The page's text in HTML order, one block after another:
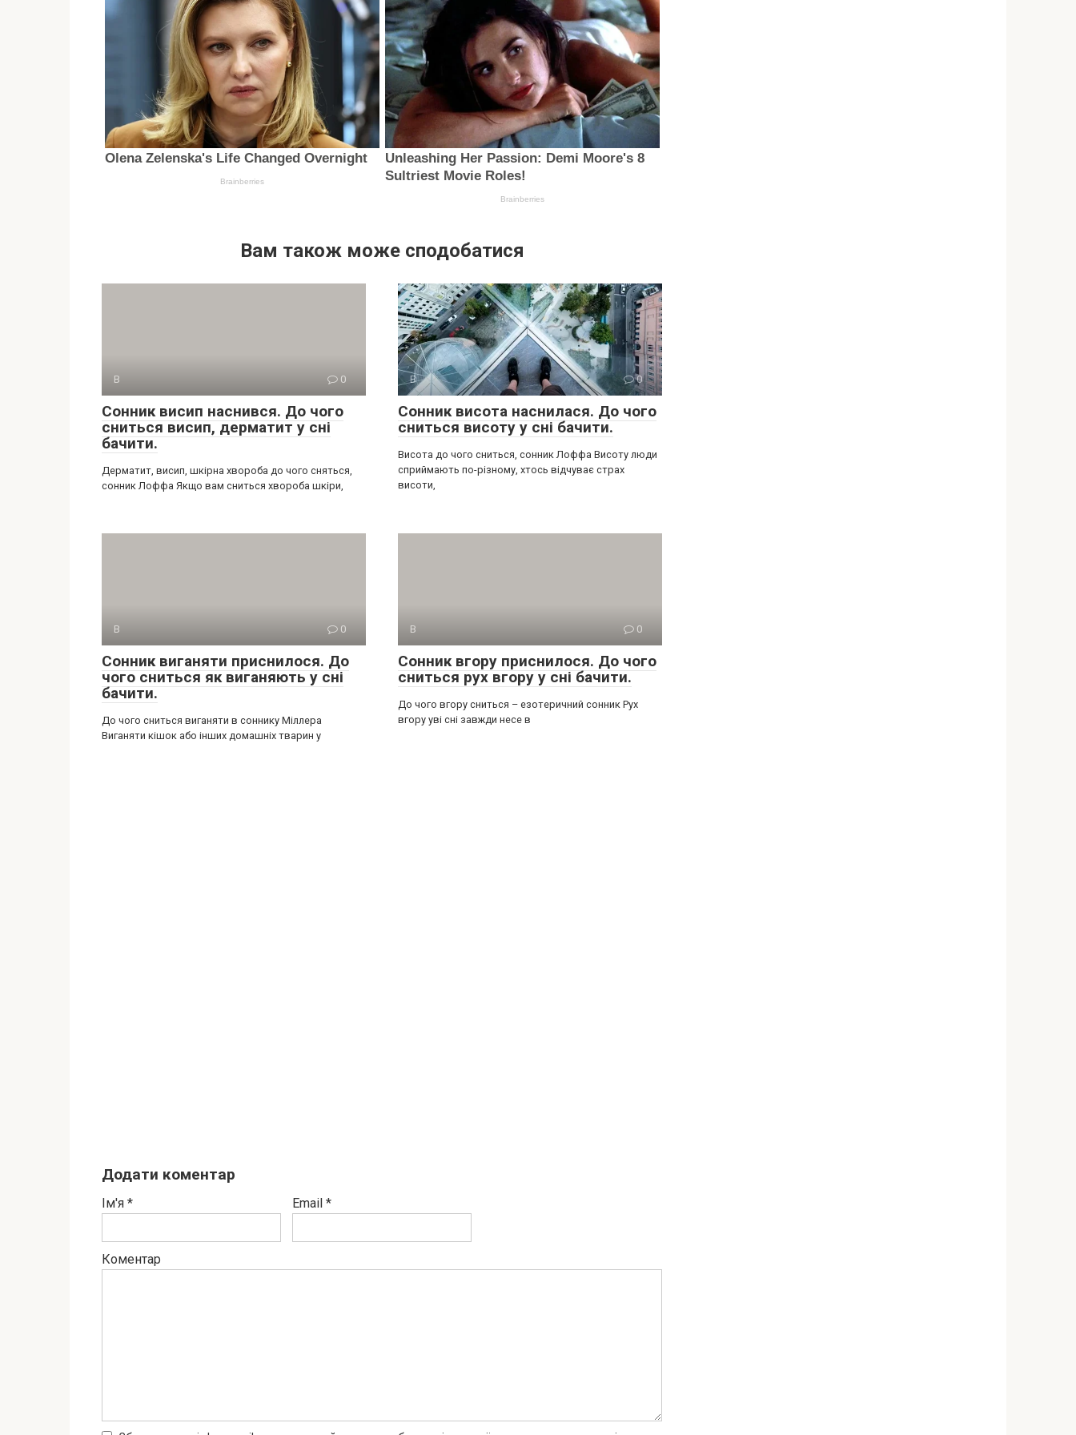
Вам також може сподобатися
В 0
Сонник висип наснився. До чого
сниться висип, дерматит у сні
бачити.
Дерматит, висип, шкірна хвороба до чого сняться,
сонник Лоффа Якщо вам сниться хвороба шкіри,
В 0
Сонник висота наснилася. До чого
сниться висоту у сні бачити.
Висота до чого сниться, сонник Лоффа Висоту люди
сприймають по-різному, хтось відчуває страх
висоти,
В 0
Сонник виганяти приснилося. До
чого сниться як виганяють у сні
бачити.
До чого сниться виганяти в соннику Міллера
Виганяти кішок або інших домашніх тварин у
В 0
Сонник вгору приснилося. До чого
сниться рух вгору у сні бачити.
До чого вгору сниться – езотеричний сонник Рух
вгору уві сні завжди несе в
Додати коментар
Ім'я * Email *
Коментар